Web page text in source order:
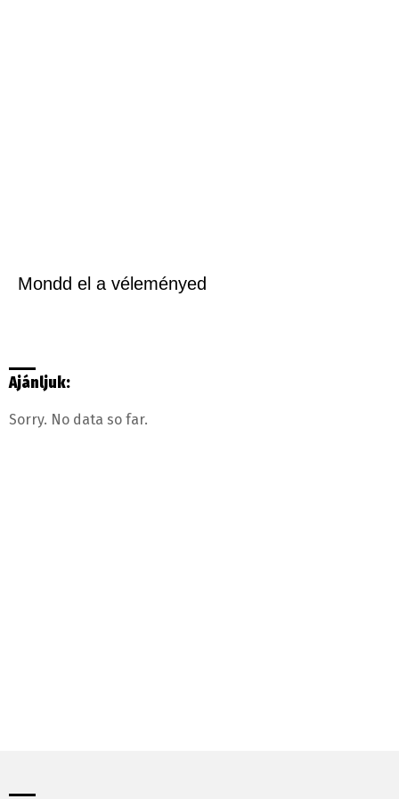
Mondd el a véleményed
Ajánljuk:
Sorry. No data so far.